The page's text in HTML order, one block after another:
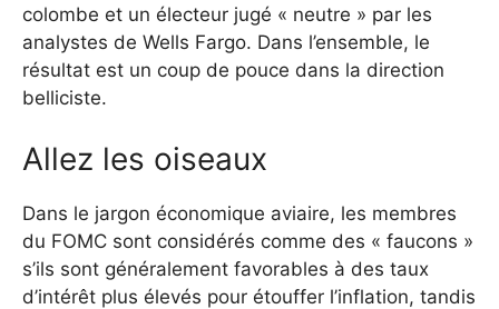
colombe et un électeur jugé « neutre » par les
analystes de Wells Fargo. Dans l’ensemble, le
résultat est un coup de pouce dans la direction
belliciste.
Allez les oiseaux
Dans le jargon économique aviaire, les membres
du FOMC sont considérés comme des « faucons »
s’ils sont généralement favorables à des taux
d’intérêt plus élevés pour étouffer l’inflation, tandis